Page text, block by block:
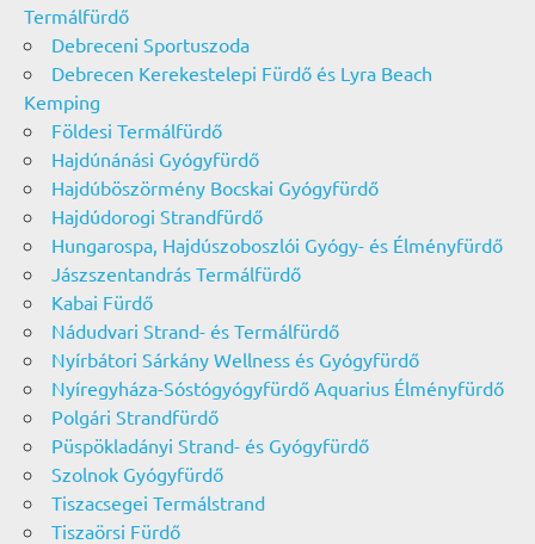
Termálfürdő
Debreceni Sportuszoda
Debrecen Kerekestelepi Fürdő és Lyra Beach
Kemping
Földesi Termálfürdő
Hajdúnánási Gyógyfürdő
Hajdúböszörmény Bocskai Gyógyfürdő
Hajdúdorogi Strandfürdő
Hungarospa, Hajdúszoboszlói Gyógy- és Élményfürdő
Jászszentandrás Termálfürdő
Kabai Fürdő
Nádudvari Strand- és Termálfürdő
Nyírbátori Sárkány Wellness és Gyógyfürdő
Nyíregyháza-Sóstógyógyfürdő Aquarius Élményfürdő
Polgári Strandfürdő
Püspökladányi Strand- és Gyógyfürdő
Szolnok Gyógyfürdő
Tiszacsegei Termálstrand
Tiszaörsi Fürdő